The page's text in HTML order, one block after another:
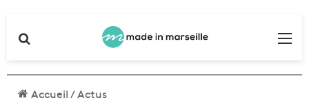
Accueil/Actus